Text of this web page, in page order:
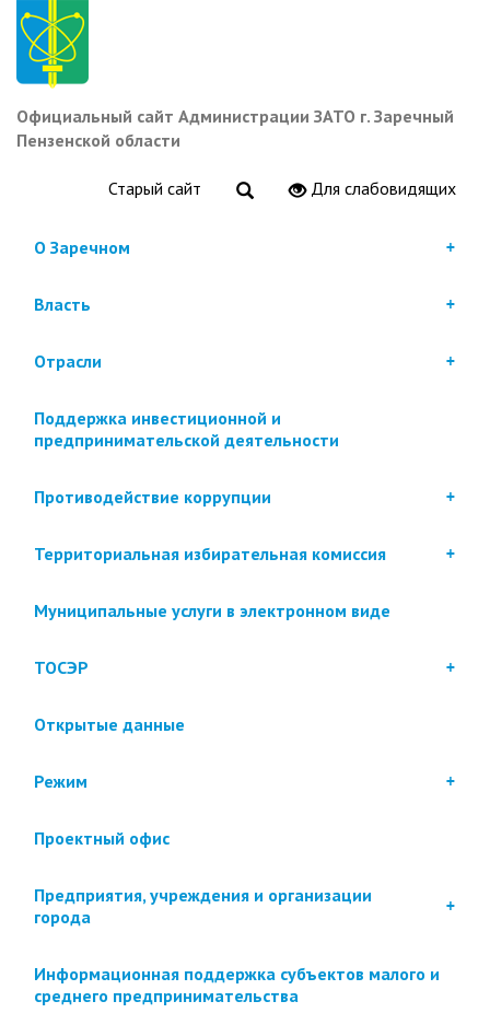
Перейти
основному
содержанию
Официальный сайт Администрации ЗАТО г. Заречный
Пензенской области
Старый сайт Для слабовидящих
О Заречном
Власть
Отрасли
Поддержка инвестиционной и
предпринимательской деятельности
Противодействие коррупции
Территориальная избирательная комиссия
Муниципальные услуги в электронном виде
ТОСЭР
Открытые данные
Режим
Проектный офис
Предприятия, учреждения и организации
города
Информационная поддержка субъектов малого и
среднего предпринимательства